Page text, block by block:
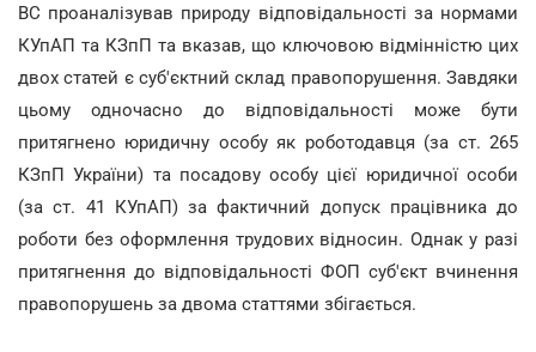
ВС проаналізував природу відповідальності за нормами
КУпАП та КЗпП та вказав, що ключовою відмінністю цих
двох статей є суб'єктний склад правопорушення. Завдяки
цьому одночасно до відповідальності може бути
притягнено юридичну особу як роботодавця (за ст. 265
КЗпП України) та посадову особу цієї юридичної особи
(за ст. 41 КУпАП) за фактичний допуск працівника до
роботи без оформлення трудових відносин. Однак у разі
притягнення до відповідальності ФОП суб'єкт вчинення
правопорушень за двома статтями збігається.